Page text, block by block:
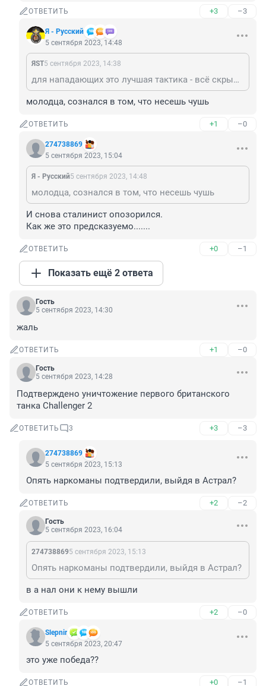
ОТВЕТИТЬ +3 –3
Я - Русский
5 сентября 2023, 14:48
ЯSТ5 сентября 2023, 14:38
для нападающих это лучшая тактика - всё скрывать, а потом говорить что никто ничего не знает))) А то когда рты открывают - всякую чушь несут, и по тв и в сети в том числе)))
молодца, сознался в том, что несешь чушь
ОТВЕТИТЬ +1 –0
274738869
5 сентября 2023, 15:04
Я - Русский5 сентября 2023, 14:48
молодца, сознался в том, что несешь чушь
И снова сталинист опозорился.
Как же это предсказуемо.......
ОТВЕТИТЬ +0 –1
Показать ещё 2 ответа
Гость
5 сентября 2023, 14:30
жаль
ОТВЕТИТЬ +1 –0
Гость
5 сентября 2023, 14:28
Подтверждено уничтожение первого британского
танка Challenger 2
ОТВЕТИТЬ 3 +3 –3
274738869
5 сентября 2023, 15:13
Опять наркоманы подтвердили, выйдя в Астрал?
ОТВЕТИТЬ +2 –2
Гость
5 сентября 2023, 16:04
2747388695 сентября 2023, 15:13
Опять наркоманы подтвердили, выйдя в Астрал?
в а нал они к нему вышли
ОТВЕТИТЬ +2 –0
Slepnir
5 сентября 2023, 20:47
это уже победа??
ОТВЕТИТЬ +0 –1